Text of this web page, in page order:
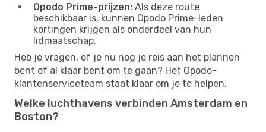
Opodo Prime-prijzen: Als deze route
beschikbaar is, kunnen Opodo Prime-leden
kortingen krijgen als onderdeel van hun
lidmaatschap.
Heb je vragen, of je nu nog je reis aan het plannen
bent of al klaar bent om te gaan? Het Opodo-
klantenserviceteam staat klaar om je te helpen.
Welke luchthavens verbinden Amsterdam en
Boston?